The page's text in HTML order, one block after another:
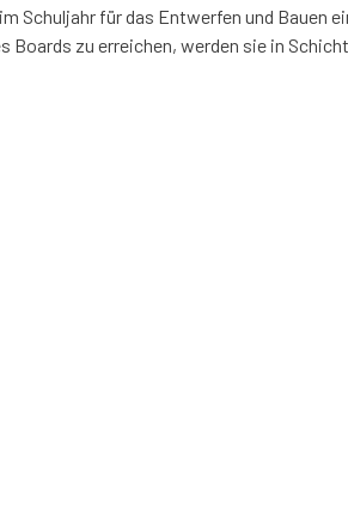
für das Entwerfen und Bauen
zu erreichen, werden sie in